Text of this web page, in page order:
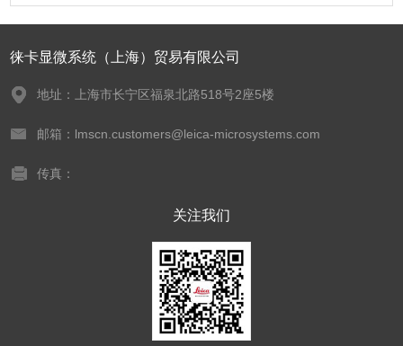
徕卡显微系统（上海）贸易有限公司
地址：上海市长宁区福泉北路518号2座5楼
邮箱：lmscn.customers@leica-microsystems.com
传真：
关注我们